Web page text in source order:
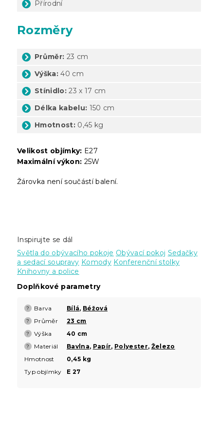
Přírodní
Rozměry
Průměr: 23 cm
Výška: 40 cm
Stínidlo: 23 x 17 cm
Délka kabelu: 150 cm
Hmotnost: 0,45 kg
Velikost objímky: E27
Maximální výkon: 25W
Žárovka není součástí balení.
Inspirujte se dál
Světla do obývacího pokoje Obývací pokoj Sedačky
a sedací soupravy Komody Konferenční stolky
Knihovny a police
Doplňkové parametry
? Barva Bílá, Béžová
? Průměr 23 cm
? Výška 40 cm
? Materiál Bavlna, Papír, Polyester, Železo
Hmotnost
0,45 kg
Typ objímky
E 27